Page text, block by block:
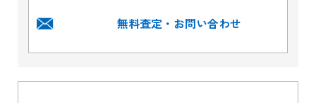
無料査定・お問い合わせ